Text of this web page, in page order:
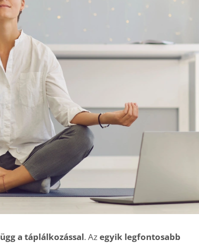
a táplálkozással. Azegyik legfontosabb